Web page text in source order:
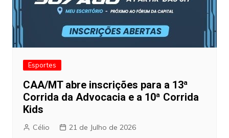
Esportes
CAA/MT abre inscrições para a 13ª
Corrida da Advocacia e a 10ª Corrida
Kids
Célio 21 de Julho de 2026